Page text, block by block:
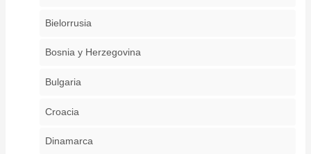
Bielorrusia
Bosnia y Herzegovina
Bulgaria
Croacia
Dinamarca